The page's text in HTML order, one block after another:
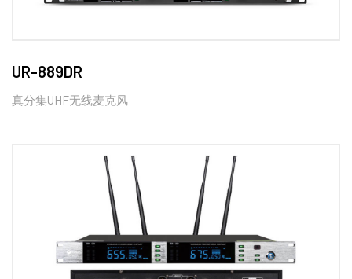
UR-889DR
真分集UHF无线麦克风